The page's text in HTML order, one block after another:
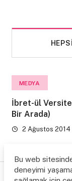
HEPSI
MEDYA
İbret-ül Versite
Bir Arada)
2 Ağustos 2014
Bu web
deneyimi